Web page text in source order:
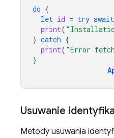
do {
let id = try await
print(
} catch {
print( "Error
}
Usuwanie
Metody usuwania